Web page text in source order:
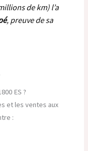
de km) l’a
, preuve de sa
ES ?
et les ventes aux
: